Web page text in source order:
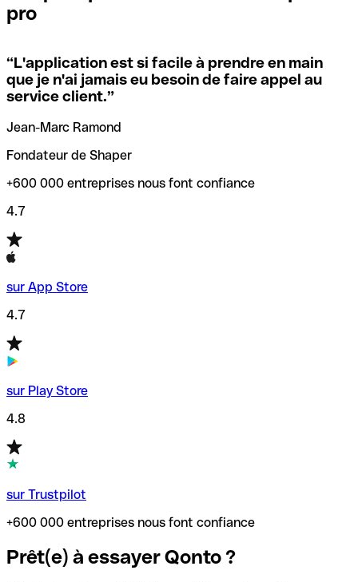
locales.
Si vous n'êtes pas sûr du code SWIFT que vous devriez
utiliser, nous avons développé un outil de recherche de
codes SWIFT par nom de banque.
vérification/recherche de codes SWIFT. Ainsi, vous pouvez
trouver et vérifier vos codes SWIFT avant de réaliser vos
transferts d’argent.
pro
“L'application est si facile à prendre en main
que je n'ai jamais eu besoin de faire appel au
service client.”
Jean-Marc Ramond
Fondateur de Shaper
+600 000 entreprises nous font confiance
4.7
sur App Store
4.7
sur Play Store
4.8
sur Trustpilot
+600 000 entreprises nous font confiance
Prêt(e) à essayer Qonto ?